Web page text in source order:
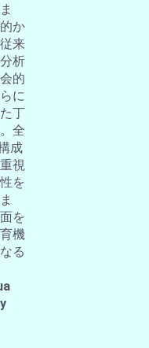
か
来
析
的
に
丁
全
成
視
を
を
機
る